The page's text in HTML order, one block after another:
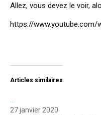
Allez, vous devez le voir,
https://www.youtube.com/
Articles similaires
27 janvier 2020